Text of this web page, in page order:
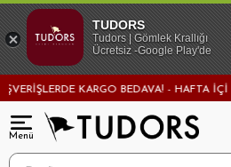
KARGO BEDAVA! - HAFTA İÇİ 24
TUDORS
Tudors | Gömlek Krallığı
Ücretsiz -Google Play'de